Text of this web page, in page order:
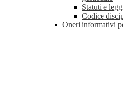
Statuti e
Codice
Oneri informativi